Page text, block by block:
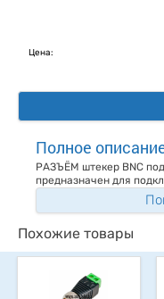
Цена:
Полное
РАЗЪЁМ штекер BNC
предназначен для
Похожие товары